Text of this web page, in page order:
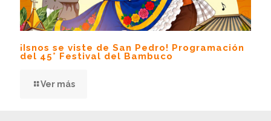
¡Isnos se viste de San Pedro! Programación
del 45° Festival del Bambuco
Ver más